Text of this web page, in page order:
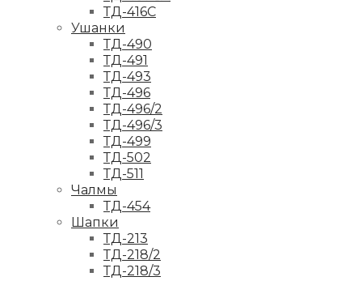
ТД-416С
Ушанки
ТД-490
ТД-491
ТД-493
ТД-496
ТД-496/2
ТД-496/3
ТД-499
ТД-502
ТД-511
Чалмы
ТД-454
Шапки
ТД-213
ТД-218/2
ТД-218/3